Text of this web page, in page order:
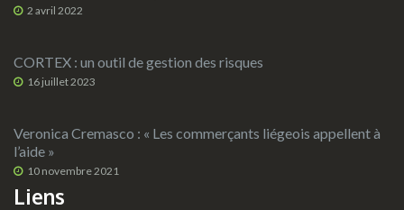
2 avril 2022
CORTEX : un outil de gestion des risques
16 juillet 2023
Veronica Cremasco : « Les commerçants liégeois appellent à
l’aide »
10 novembre 2021
Liens